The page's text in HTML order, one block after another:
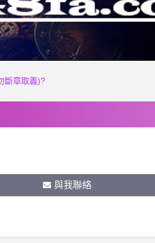
斷章取義)?
與我聯絡